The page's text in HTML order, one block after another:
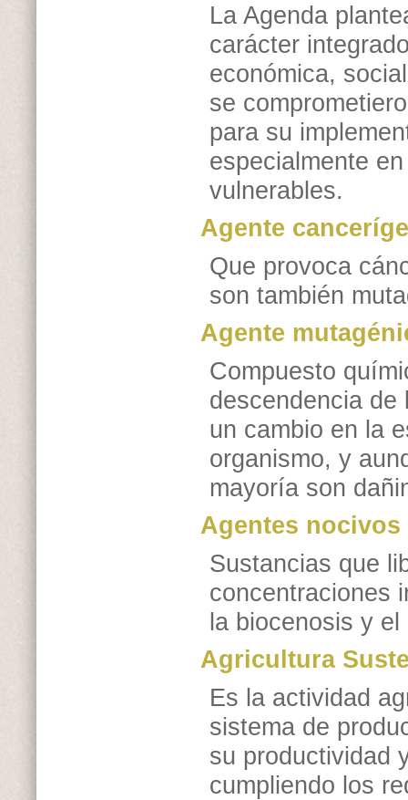
La Agenda
carácter
económica,
se
para su
especialmente
vulnerables.
Agente
Que provoca
son también
Agente
Compuesto
descendencia de
un cambio en la
organismo, y
mayoría son
Agentes nocivos
Sustancias que
concentraciones
la biocenosis y
Agricultura
Es la actividad
sistema de
su productividad
cumpliendo los